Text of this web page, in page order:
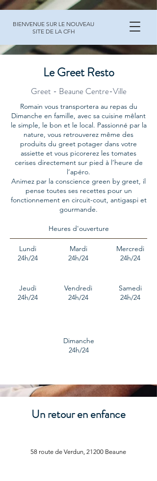
BIENVENUE SUR LE NOUVEAU
SITE DE LA CFH
Le Greet Resto
Greet - Beaune Centre-Ville
Romain vous transportera au repas du
Dimanche en famille, avec sa cuisine mêlant
le simple, le bon et le local. Passionné par la
nature, vous retrouverez même des
produits du greet potager dans votre
assiette et vous picorerez les tomates
cerises directement sur pied à l’heure de
l’apéro.
Animez par la conscience green by greet, il
pense toutes ses recettes pour un
fonctionnement en circuit-cout, antigaspi et
gourmande.
Heures d'ouverture
Lundi
24h/24
Mardi
24h/24
Mercredi
24h/24
Jeudi
24h/24
Vendredi
24h/24
Samedi
24h/24
Dimanche
24h/24
Un retour en enfance
58 route de Verdun, 21200 Beaune